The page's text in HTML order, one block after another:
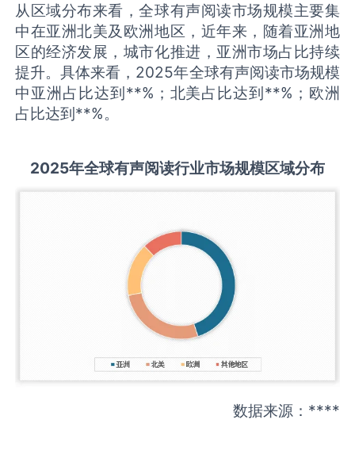
从区域分布来看，全球有声阅读市场规模主要集
中在亚洲北美及欧洲地区，近年来，随着亚洲地
区的经济发展，城市化推进，亚洲市场占比持续
提升。具体来看，2025年全球有声阅读市场规模
中亚洲占比达到**%；北美占比达到**%；欧洲
占比达到**%。
2025年全球有声阅读行业市场规模区域分布
数据来源：****